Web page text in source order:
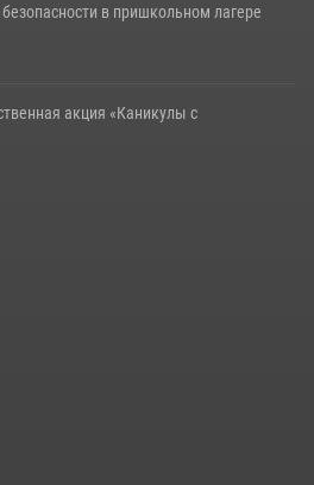
в пришкольном лагере
акция «Каникулы с